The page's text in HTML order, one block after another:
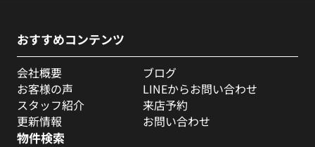
おすすめコンテンツ
会社概要
お客様の声
スタッフ紹介
更新情報
ブログ
LINEからお問い合わせ
来店予約
お問い合わせ
物件検索